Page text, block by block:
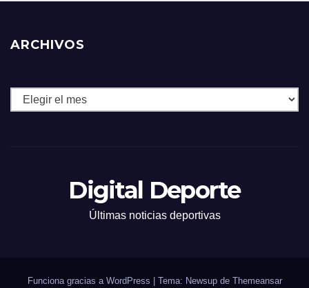
ARCHIVOS
Archivos
Digital Deporte
Últimas noticias deportivas
Funciona gracias a WordPress Tema: Newsup de Themeansar